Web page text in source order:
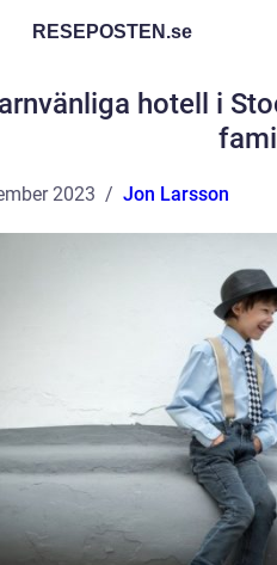
RESEPOSTEN.se
hotell i
2023 Jon Larsson